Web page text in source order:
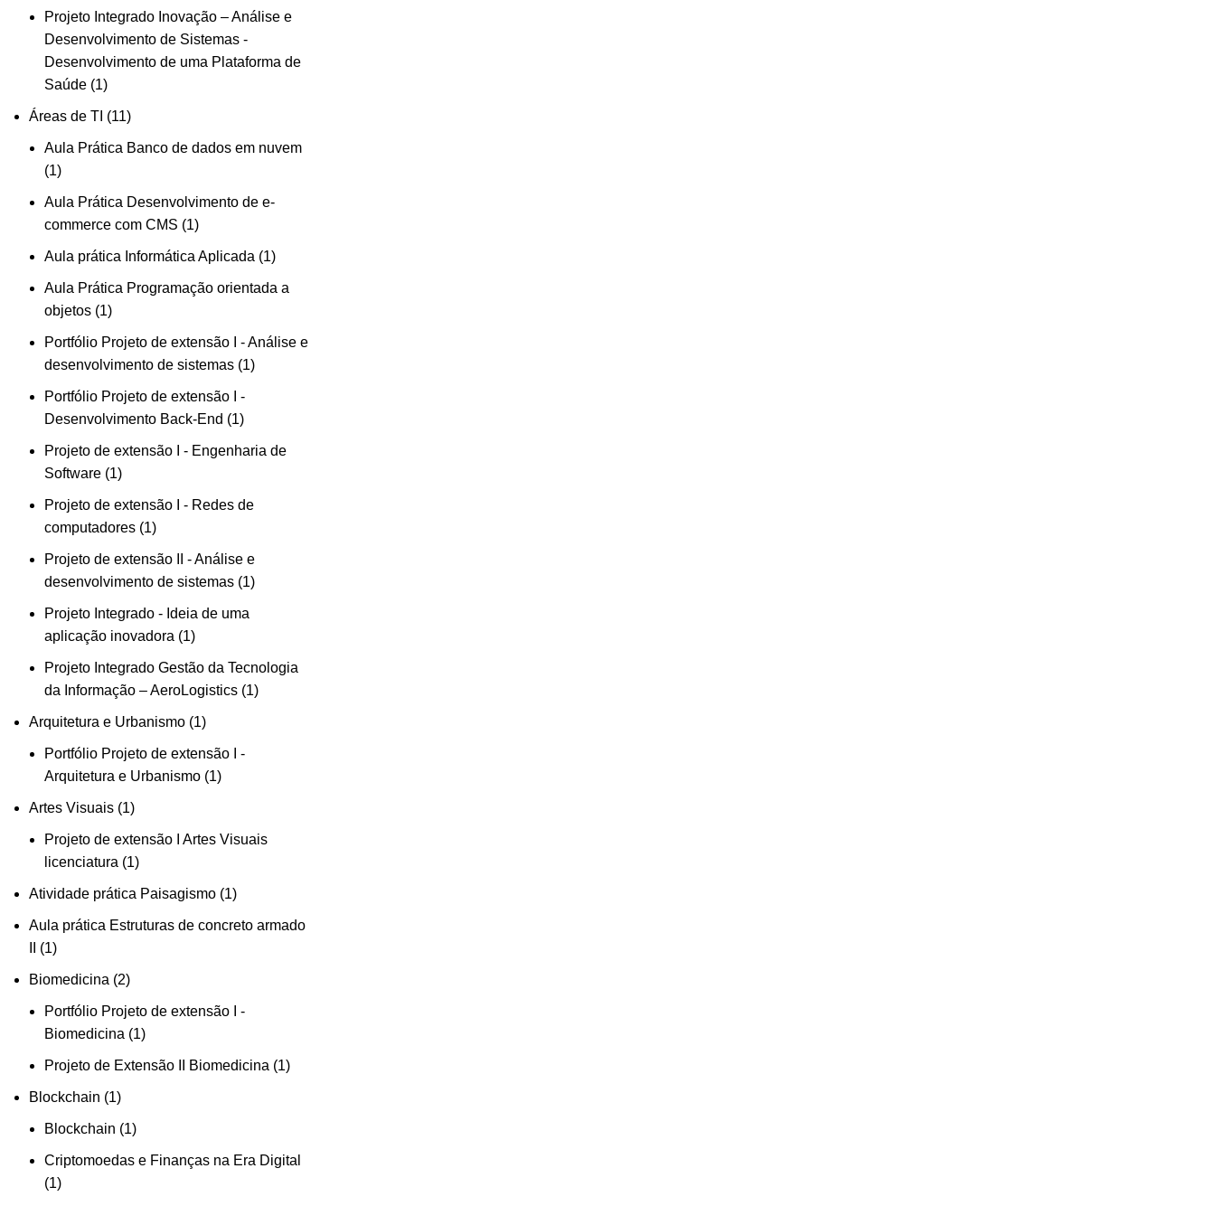
Projeto Integrado Inovação – Análise e
Desenvolvimento de Sistemas -
Desenvolvimento de uma Plataforma de
Saúde 1
Áreas de TI 11
Aula Prática Banco de dados em nuvem
1
Aula Prática Desenvolvimento de e-
commerce com CMS
1
Aula prática Informática Aplicada 1
Aula Prática Programação orientada a
objetos 1
Portfólio Projeto de extensão I - Análise e
desenvolvimento de sistemas 1
Portfólio Projeto de extensão I -
Desenvolvimento Back-End
1
Projeto de extensão I - Engenharia de
Software 1
Projeto de extensão I - Redes de
computadores 1
Projeto de extensão II - Análise e
desenvolvimento de sistemas 1
Projeto Integrado - Ideia de uma
aplicação inovadora
1
Projeto Integrado Gestão da Tecnologia
da Informação – AeroLogistics 1
Arquitetura e Urbanismo 1
Portfólio Projeto de extensão I -
Arquitetura e Urbanismo 1
Artes Visuais 1
Projeto de extensão I Artes Visuais
licenciatura
1
Atividade prática Paisagismo 1
Aula prática Estruturas de concreto armado
1
Biomedicina 2
Portfólio Projeto de extensão I -
Biomedicina
1
Projeto de Extensão II Biomedicina 1
Blockchain 1
Blockchain 1
Criptomoedas e Finanças na Era Digital
1